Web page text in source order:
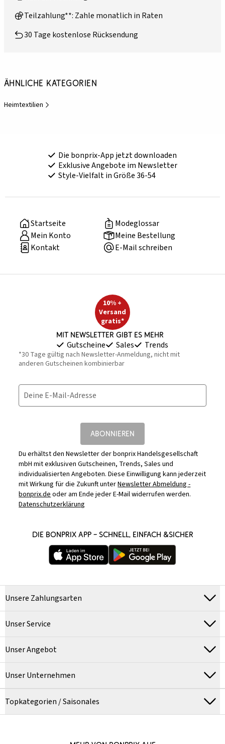
Teilzahlung**: Zahle monatlich in Raten
30 Tage kostenlose Rücksendung
Ähnliche Kategorien
Heimtextilien
Die bonprix-App jetzt downloaden
Exklusive Angebote im Newsletter
Style-Vielfalt in Größe 36-54
Startseite
Modeglossar
Mein Konto
Meine Bestellung
Kontakt
E-Mail schreiben
10% +
Versand
gratis*
Mit Newsletter gibt es mehr
Gutscheine Sales Trends
*30 Tage gültig nach Newsletter-Anmeldung, nicht mit
anderen Gutscheinen kombinierbar
Deine E-Mail-Adresse
ABONNIEREN
Du erhältst den Newsletter der bonprix Handelsgesellschaft
mbH mit exklusiven Gutscheinen, Trends, Sales und
individualisierten Angeboten. Diese Einwilligung kann jederzeit
mit Wirkung für die Zukunft unterNewsletter Abmeldung -
bonprix.deoder am Ende jeder E-Mail widerrufen werden.
Datenschutzerklärung
DIE BONPRIX APP – SCHNELL, EINFACH &SICHER
Unsere Zahlungsarten
Unser Service
Unser Angebot
Unser Unternehmen
Topkategorien / Saisonales